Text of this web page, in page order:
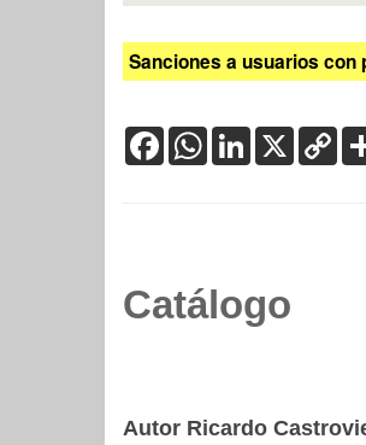
Sanciones a usuarios
FacebookWhatsApp
LinkedIn
X
Catálogo
Autor Ricardo